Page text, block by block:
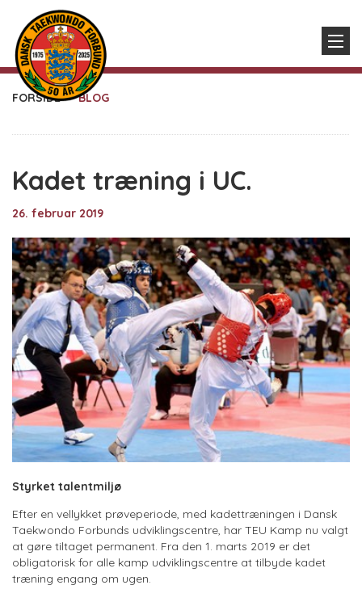
FORSIDE BLOG
Kadet træning i UC.
26. februar 2019
Styrket talentmiljø
Efter en vellykket prøveperiode, med kadettræningen i Dansk
Taekwondo Forbunds udviklingscentre, har TEU Kamp nu valgt
at gøre tiltaget permanent. Fra den 1. marts 2019 er det
obligatorisk for alle kamp udviklingscentre at tilbyde kadet
træning engang om ugen.